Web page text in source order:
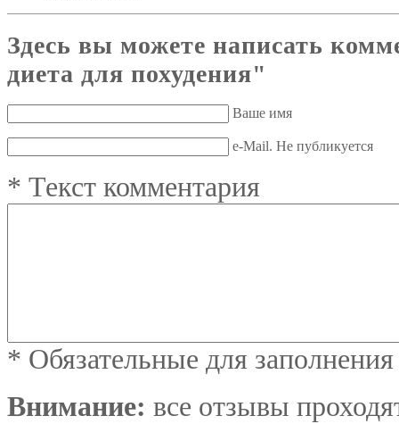
Здесь вы можете написать
диета для похудения"
Ваше имя
e-Mail. Не публикуется
* Текст комментария
* Обязательные для
Внимание: все отзывы